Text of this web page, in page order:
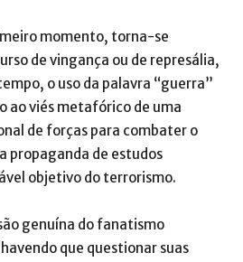
momento, torna-se
de vingança ou de represália,
o uso da palavra “guerra”
ao viés metafórico de uma
de forças para combater o
propaganda de estudos
objetivo do terrorismo.
genuína do fanatismo
que questionar suas